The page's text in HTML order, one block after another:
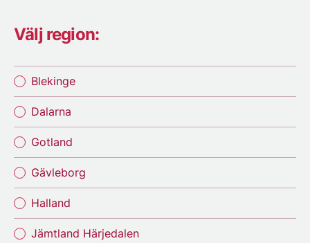
Välj region:
Blekinge
Dalarna
Gotland
Gävleborg
Halland
Jämtland Härjedalen